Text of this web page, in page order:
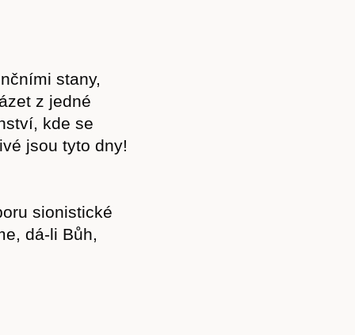
stany,
z jedné
kde se
jsou tyto dny!
sionistické
dá-li Bůh,